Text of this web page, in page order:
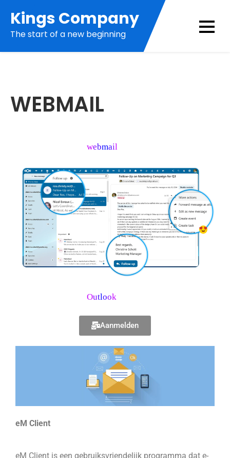
Kings Company
The start of a new beginning
WEBMAIL
webmail
Outlook
Aanmelden
eM Client
eM Client is een gebruiksvriendelijk programma dat e-